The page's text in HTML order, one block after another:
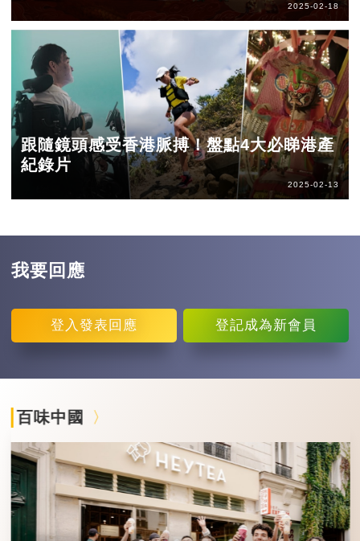
2025-02-18
跟隨鏡頭感受香港脈搏！盤點4大必睇港產
紀錄片
2025-02-13
我要回應
登入 發表回應 登記成為新會員
百味中國